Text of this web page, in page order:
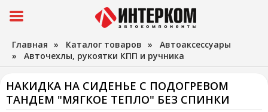
Главная » Каталог товаров » Автоаксессуары
» Авточехлы, рукоятки КПП и ручника
НАКИДКА НА СИДЕНЬЕ С ПОДОГРЕВОМ
ТАНДЕМ "МЯГКОЕ ТЕПЛО" БЕЗ СПИНКИ